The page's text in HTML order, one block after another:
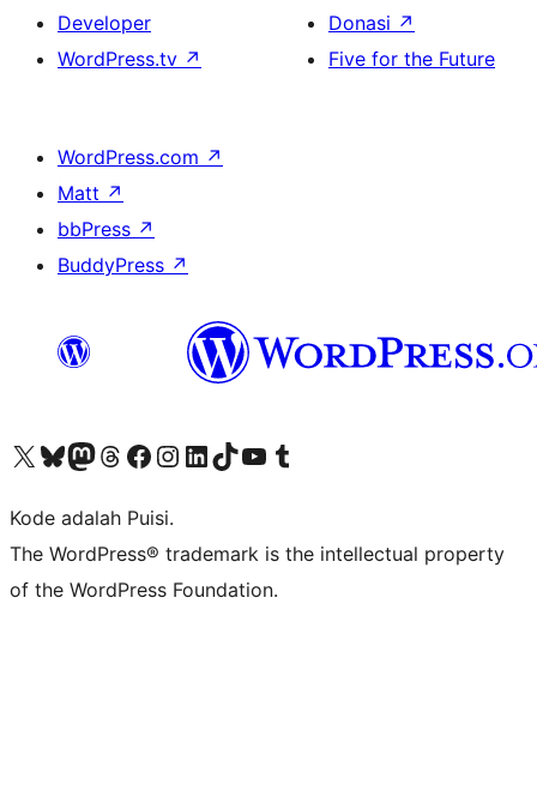
Developer
WordPress.tv ↗
Donasi ↗
Five for the Future
WordPress.com ↗
Matt ↗
bbPress ↗
BuddyPress ↗
Kunjungi akun X (sebelumnya Twitter) kamiVisit our Bluesky account
Kunjungi akun Mastodon kami
Visit our Threads account
Kunjungi halaman Facebook kamiKunjungi akun Instagram kamiKunjungi akun LinkedIn kami
Visit our TikTok account
Kunjungi channel YouTube kamiVisit our Tumblr account
Kode adalah Puisi.
The WordPress® trademark is the intellectual property
of the WordPress Foundation.